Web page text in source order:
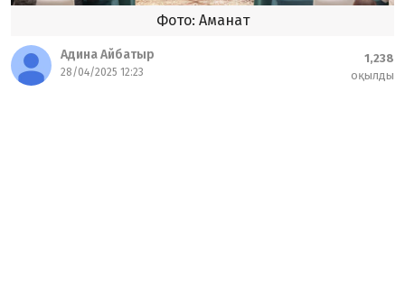
Фото: Аманат
Адина Айбатыр
28/04/2025 12:23
1,238
оқылды